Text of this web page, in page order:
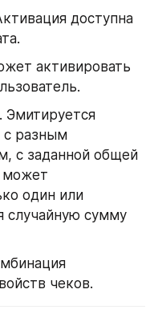
доступна
активировать
. Эмитируется
с разным
с заданной общей
может
один или
чеков.